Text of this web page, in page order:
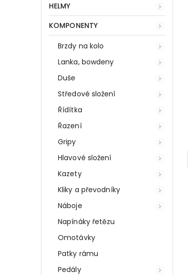
HELMY
KOMPONENTY
Brzdy na kolo
Lanka, bowdeny
Duše
Středové složení
Řídítka
Řazení
Gripy
Hlavové složení
Kazety
Kliky a převodníky
Náboje
Napínáky řetězu
Omotávky
Patky rámu
Pedály